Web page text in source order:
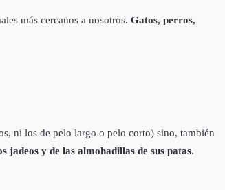
más cercanos a nosotros. Gatos, perros,
ni los de pelo largo o pelo corto) sino, también
jadeos y de las almohadillas de sus patas.